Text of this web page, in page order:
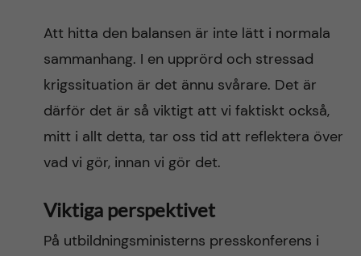
Att hitta den balansen är inte lätt i normala
sammanhang. I en upprörd och stressad
krigssituation är det ännu svårare. Det är
därför det är så viktigt att vi faktiskt också,
mitt i allt detta, tar oss tid att reflektera över
vad vi gör, innan vi gör det.
Viktiga perspektivet
På utbildningsministerns presskonferens i